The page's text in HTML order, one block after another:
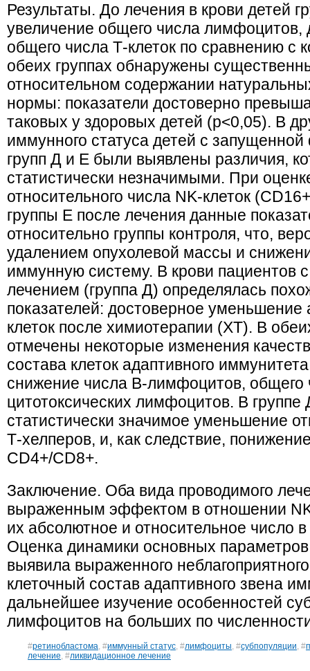
Результаты. До лечения в крови детей
увеличение общего числа
общего числа Т-клеток по сравнению с
обеих группах обнаружены
относительном содержании
нормы: показатели достоверно
таковых у здоровых детей (p<0,05). В
иммунного статуса детей с
групп Д и Е были выявлены различия,
статистически незначимыми. При
относительного числа NK-клеток
группы E после лечения данные
относительно группы контроля, что,
удалением опухолевой массы и
иммунную систему. В крови пациентов
лечением (группа Д) определялась
показателей: достоверное уменьшение
клеток после химиотерапии (ХТ). В
отмечены некоторые изменения
состава клеток адаптивного
снижение числа В-лимфоцитов, общего
цитотоксических лимфоцитов. В
статистически значимое уменьшение
Т-хелперов, и, как следствие,
CD4+/CD8+.
Заключение. Оба вида проводимого
выраженным эффектом в отношении
их абсолютное и относительное число
Оценка динамики основных
выявила выраженного
клеточный состав адаптивного звена
дальнейшее изучение особенностей
лимфоцитов на больших по
#ретинобластома, #иммунный статус, #лимфоциты, #субпопуляции, #
лечение, #ликвидационное лечение